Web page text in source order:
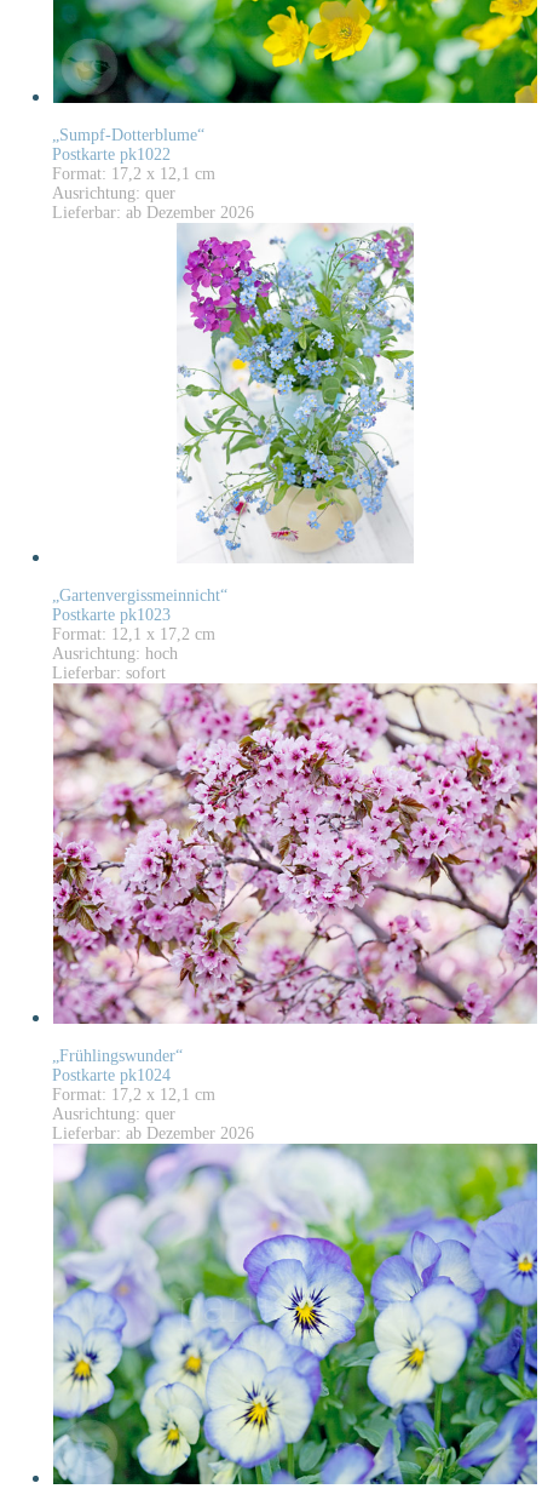
„Sumpf-Dotterblume“
Postkarte pk1022
Format: 17,2 x 12,1 cm
Ausrichtung: quer
Lieferbar: ab Dezember 2026
„Gartenvergissmeinnicht“
Postkarte pk1023
Format: 12,1 x 17,2 cm
Ausrichtung: hoch
Lieferbar: sofort
„Frühlingswunder“
Postkarte pk1024
Format: 17,2 x 12,1 cm
Ausrichtung: quer
Lieferbar: ab Dezember 2026